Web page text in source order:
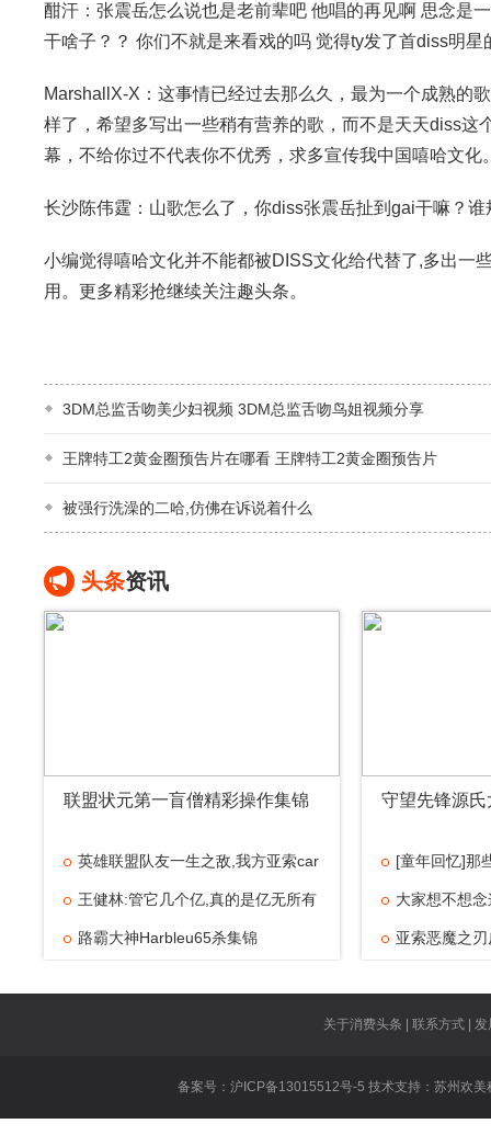
酣汗：张震岳怎么说也是老前辈吧 他唱的再见啊 思念是
干啥子？？ 你们不就是来看戏的吗 觉得ty发了首diss明
MarshallX-X：这事情已经过去那么久，最为一个成熟的
样了，希望多写出一些稍有营养的歌，而不是天天diss
幕，不给你过不代表你不优秀，求多宣传我中国嘻哈文化
长沙陈伟霆：山歌怎么了，你diss张震岳扯到gai干嘛？
小编觉得嘻哈文化并不能都被DISS文化给代替了,多出一
用。更多精彩抢继续关注趣头条。
3DM总监舌吻美少妇视频 3DM总监舌吻鸟姐视频分享
王牌特工2黄金圈预告片在哪看 王牌特工2黄金圈预告片
被强行洗澡的二哈,仿佛在诉说着什么
头条资讯
联盟状元第一盲僧精彩操作集锦
英雄联盟队友一生之敌,我方亚索car
王健林:管它几个亿,真的是亿无所有
路霸大神Harbleu65杀集锦
守望先锋源
[童年回忆]那
大家想不想
精彩亚索恶魔之
高PDDWhite大
雯大魔王Faker
关于消费头条 | 联系方式 |
备案号：沪ICP备13015512号-5 技术支持： 苏州欢美